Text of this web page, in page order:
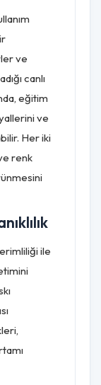
ve
canlı
eğitim
ve
Her iki
renk
ile